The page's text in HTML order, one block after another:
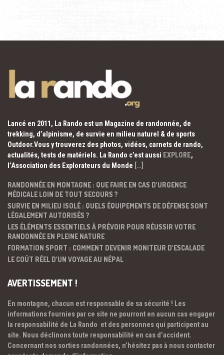
Lancé en 2011, La Rando est un Magazine de randonnée, de
trekking, d’alpinisme, de survie en milieu naturel & de sports
Outdoor.Vous y trouverez des photos, vidéos, carnets de rando,
actualités, tests de matériels. La Rando c’est aussi EXPLORE,
l’Association des Explorateurs du Monde […]
RANDONNÉE EN MONTAGNE : QUE FAIRE EN CAS D’URGENCE
MÉDICALE LOIN DE TOUT SECOURS ?
SURVIE EN MILIEU ISOLÉ : QUELS ÉQUIPEMENTS DE DÉFENSE SONT
LÉGALEMENT AUTORISÉS ?
LES ÉLÉMENTS ESSENTIELS À PRÉVOIR POUR RÉUSSIR VOTRE
RANDONNÉE EN PLEINE NATURE
FORMATION SPORT : COMMENT DEVENIR MONITEUR D’ESCALADE
LE COÛT RÉEL D’UN VOYAGE AU NÉPAL
AVERTISSEMENT !
En montagne, chacun est responsable de sa sécurité ! Les
informations fournies par ce site ne pourront en aucun cas engager
la responsabilité de La Rando et des personnes qui participent au
site. Nous déclinons toute responsabilité en cas d’accident.
Concernant nos sorties randonnées, n’hésitez pas à nous contacter